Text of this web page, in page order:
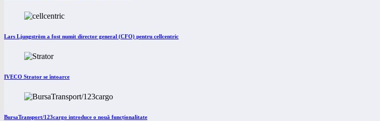
Lars Ljungström a fost numit director general (CFO) pentru cellcentric
IVECO Strator se întoarce
BursaTransport/123cargo introduce o nouă funcționalitate